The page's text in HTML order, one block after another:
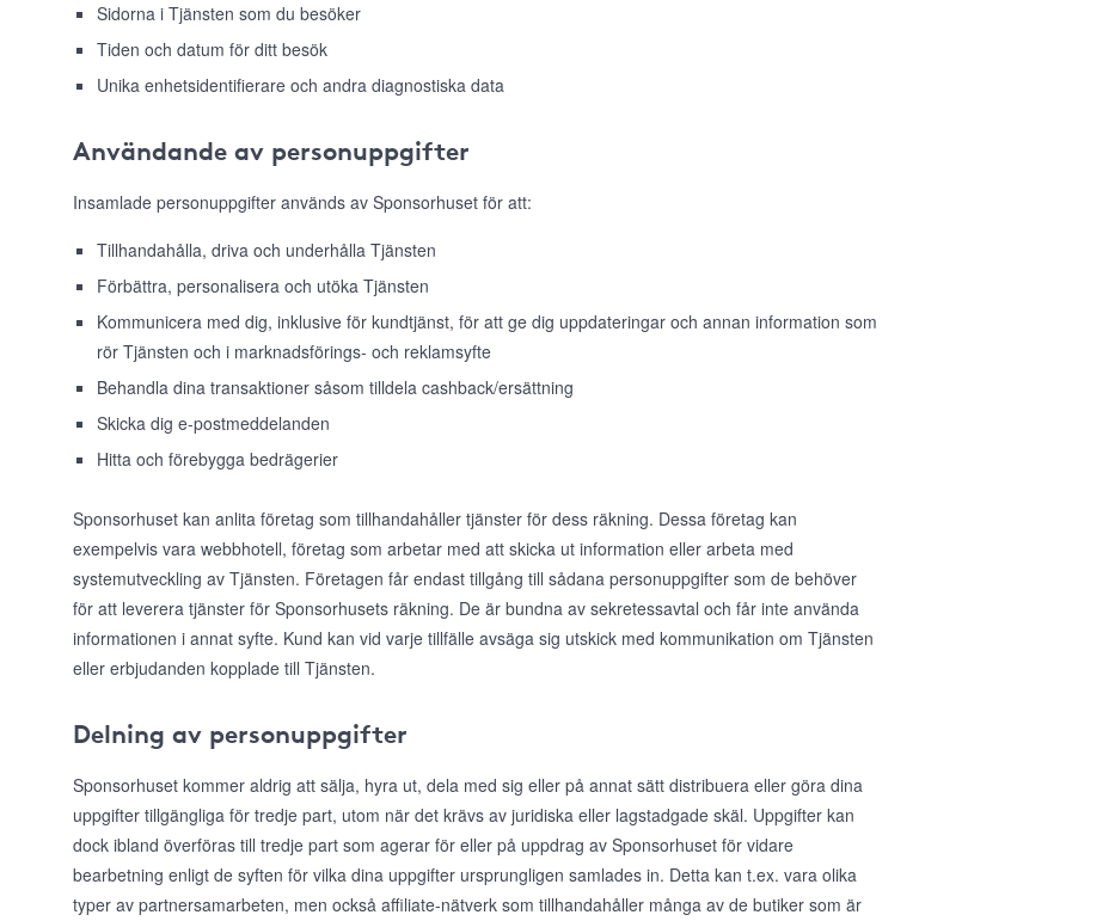
Sidorna i Tjänsten som du besöker
Tiden och datum för ditt besök
Unika enhetsidentifierare och andra diagnostiska data
Användande av personuppgifter
Insamlade personuppgifter används av Sponsorhuset för att:
Tillhandahålla, driva och underhålla Tjänsten
Förbättra, personalisera och utöka Tjänsten
Kommunicera med dig, inklusive för kundtjänst, för att ge dig uppdateringar och annan information som
rör Tjänsten och i marknadsförings- och reklamsyfte
Behandla dina transaktioner såsom tilldela cashback/ersättning
Skicka dig e-postmeddelanden
Hitta och förebygga bedrägerier
Sponsorhuset kan anlita företag som tillhandahåller tjänster för dess räkning. Dessa företag kan
exempelvis vara webbhotell, företag som arbetar med att skicka ut information eller arbeta med
systemutveckling av Tjänsten. Företagen får endast tillgång till sådana personuppgifter som de behöver
för att leverera tjänster för Sponsorhusets räkning. De är bundna av sekretessavtal och får inte använda
informationen i annat syfte. Kund kan vid varje tillfälle avsäga sig utskick med kommunikation om Tjänsten
eller erbjudanden kopplade till Tjänsten.
Delning av personuppgifter
Sponsorhuset kommer aldrig att sälja, hyra ut, dela med sig eller på annat sätt distribuera eller göra dina
uppgifter tillgängliga för tredje part, utom när det krävs av juridiska eller lagstadgade skäl. Uppgifter kan
dock ibland överföras till tredje part som agerar för eller på uppdrag av Sponsorhuset för vidare
bearbetning enligt de syften för vilka dina uppgifter ursprungligen samlades in. Detta kan t.ex. vara olika
typer av partnersamarbeten, men också affiliate-nätverk som tillhandahåller många av de butiker som är